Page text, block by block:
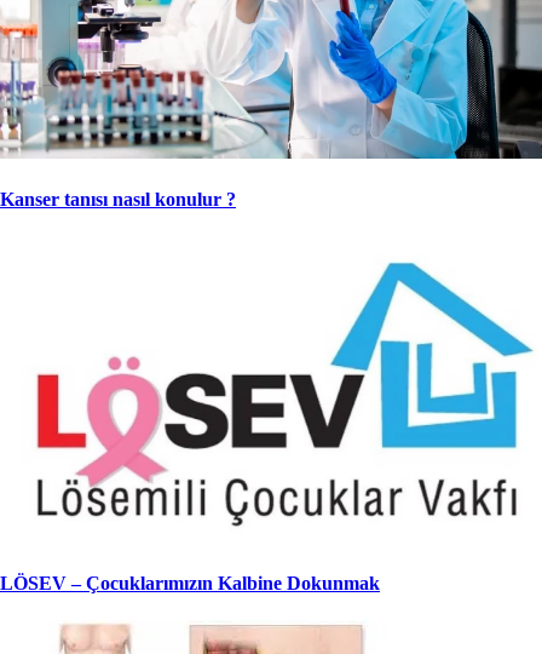
Kanser tanısı nasıl konulur ?
LÖSEV – Çocuklarımızın Kalbine Dokunmak